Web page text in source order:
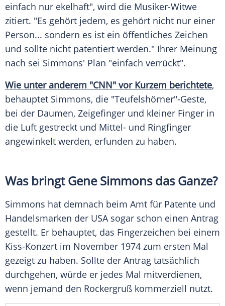
einfach nur ekelhaft", wird die Musiker-Witwe
zitiert. "Es gehört jedem, es gehört nicht nur einer
Person... sondern es ist ein öffentliches Zeichen
und sollte nicht patentiert werden." Ihrer Meinung
nach sei Simmons' Plan "einfach verrückt".
Wie unter anderem "CNN" vor Kurzem berichtete,
behauptet Simmons, die "Teufelshörner"-Geste,
bei der Daumen, Zeigefinger und kleiner Finger in
die Luft gestreckt und Mittel- und Ringfinger
angewinkelt werden, erfunden zu haben.
Was bringtGene Simmonsdas Ganze?
Simmons hat demnach beim Amt für Patente und
Handelsmarken der USA sogar schon einen Antrag
gestellt. Er behauptet, das Fingerzeichen bei einem
Kiss-Konzert im November 1974 zum ersten Mal
gezeigt zu haben. Sollte der Antrag tatsächlich
durchgehen, würde er jedes Mal mitverdienen,
wenn jemand den Rockergruß kommerziell nutzt.